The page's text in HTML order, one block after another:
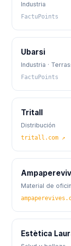
Industria
FactuPoints
Ubarsi
Industria ·
FactuPoints
Tritall
Distribución
tritall.com ↗
Material de
Estètica